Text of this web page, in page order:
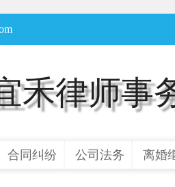
禾律师事
合同纠纷 公司法务 离婚